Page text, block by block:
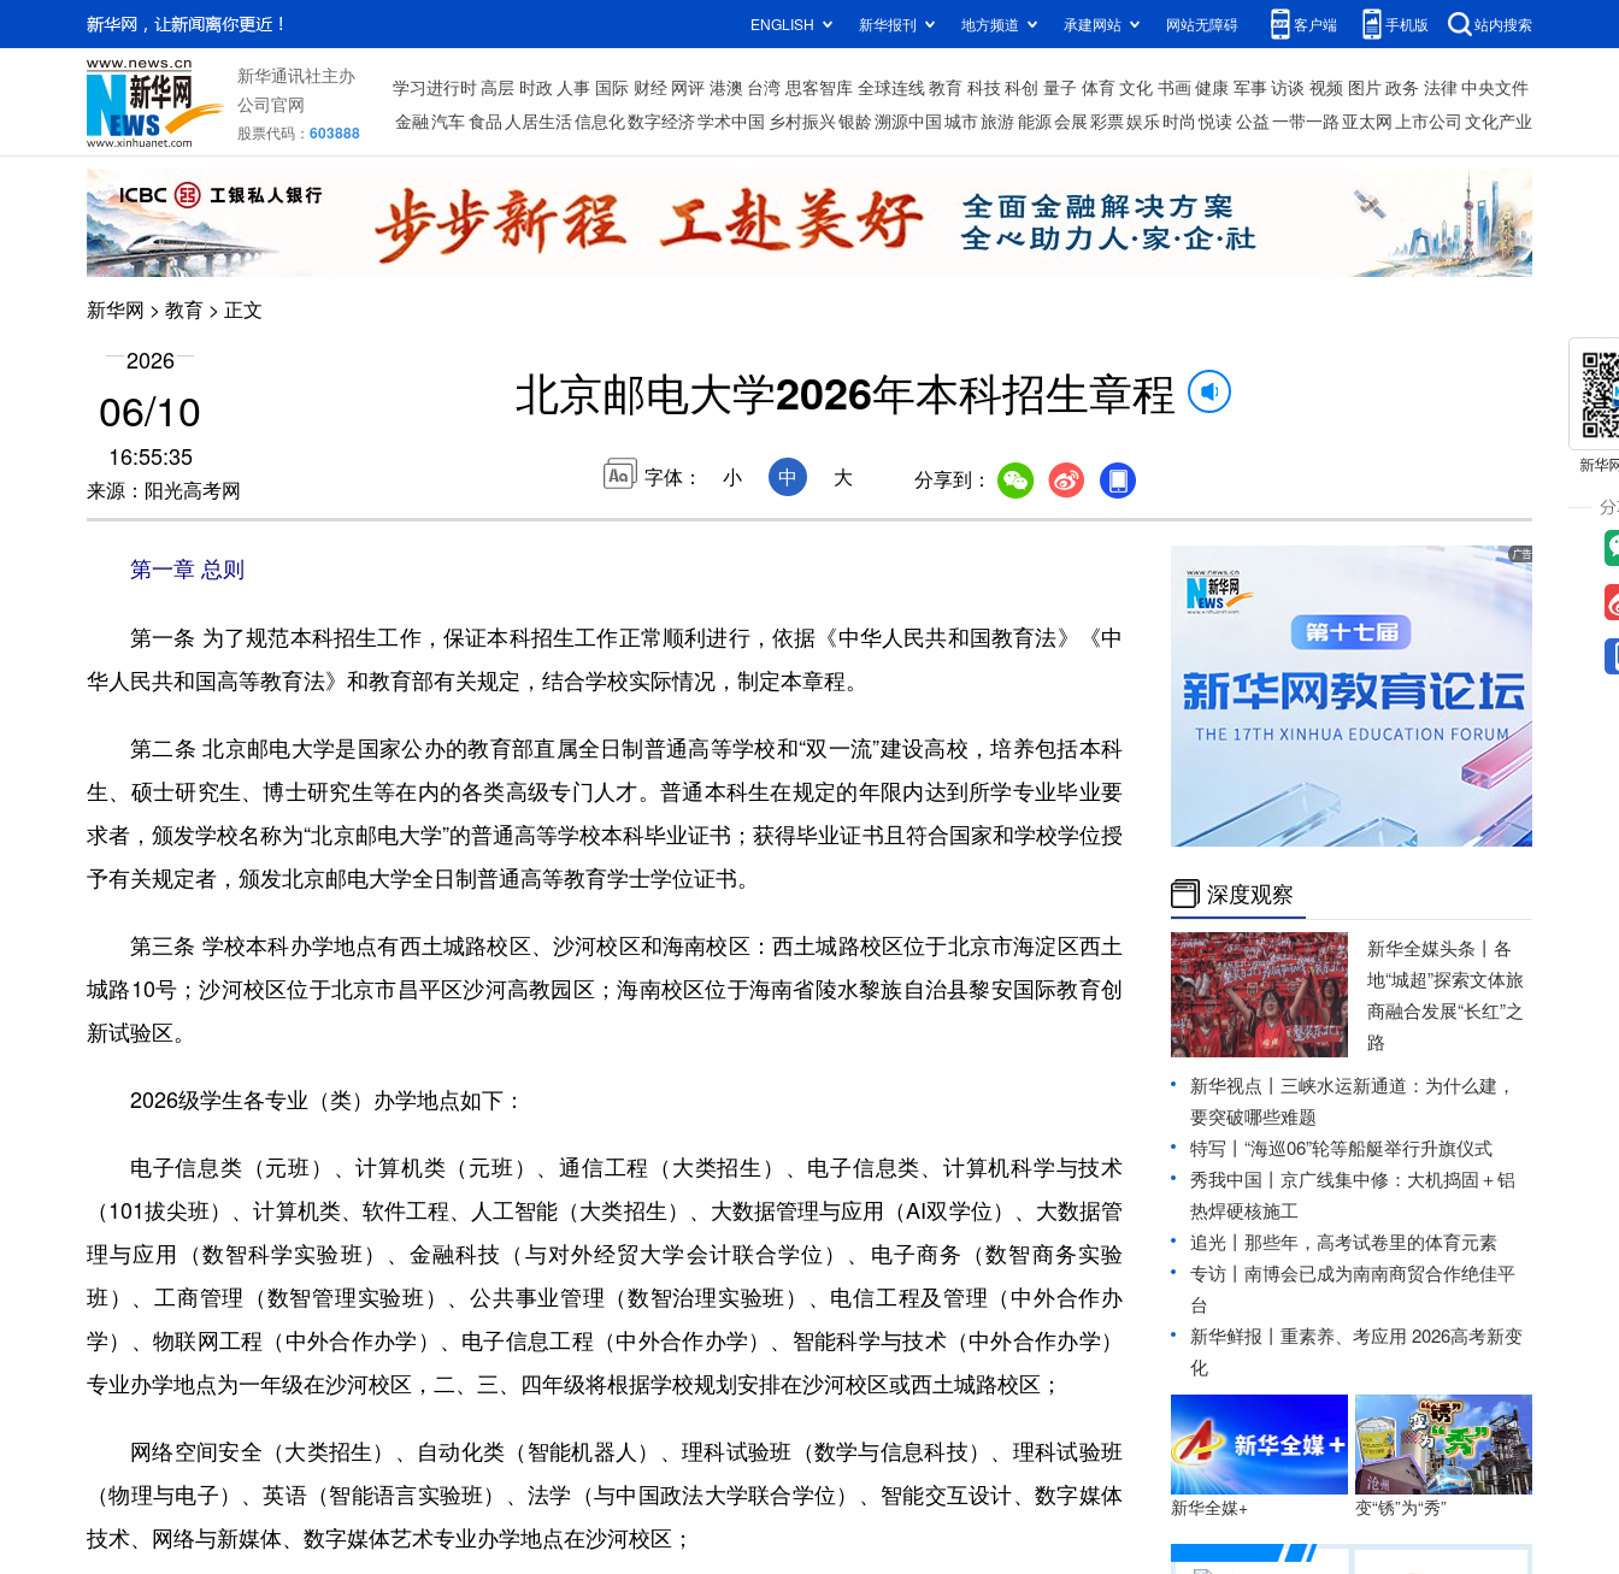
ENGLISH 新华报刊 地方频道 承建网站 网站无障碍 客户端 手机版 站内搜索
新华通讯社主办
公司官网
股票代码： 603888
学习进行时高层 时政 人事 国际 财经 网评 港澳 台湾 思客智库 全球连线教育 科技科创 量子 体育文化 书画健康 军事访谈 视频 图片政务 法律中央文件
金融汽车食品 人居生活信息化数字经济学术中国 乡村振兴银龄溯源中国城市旅游能源会展彩票娱乐时尚 悦读公益一带一路 亚太网上市公司 文化产业
新华网 > 教育 > 正文
2026
06/10
16:55:35
来源：阳光高考网
北京邮电大学2026年本科招生章程
字体： 小 中 大 分享到：
第一章 总则
第一条 为了规范本科招生工作，保证本科招生工作正常顺利进行，依据《中华人民共和国教育法》《中
华人民共和国高等教育法》和教育部有关规定，结合学校实际情况，制定本章程。
第二条 北京邮电大学是国家公办的教育部直属全日制普通高等学校和“双一流”建设高校，培养包括本科
生、硕士研究生、博士研究生等在内的各类高级专门人才。普通本科生在规定的年限内达到所学专业毕业要
求者，颁发学校名称为“北京邮电大学”的普通高等学校本科毕业证书；获得毕业证书且符合国家和学校学位授
予有关规定者，颁发北京邮电大学全日制普通高等教育学士学位证书。
第三条 学校本科办学地点有西土城路校区、沙河校区和海南校区：西土城路校区位于北京市海淀区西土
城路10号；沙河校区位于北京市昌平区沙河高教园区；海南校区位于海南省陵水黎族自治县黎安国际教育创
新试验区。
2026级学生各专业（类）办学地点如下：
电子信息类（元班）、计算机类（元班）、通信工程（大类招生）、电子信息类、计算机科学与技术
（101拔尖班）、计算机类、软件工程、人工智能（大类招生）、大数据管理与应用（AI双学位）、大数据管
理与应用（数智科学实验班）、金融科技（与对外经贸大学会计联合学位）、电子商务（数智商务实验
班）、工商管理（数智管理实验班）、公共事业管理（数智治理实验班）、电信工程及管理（中外合作办
学）、物联网工程（中外合作办学）、电子信息工程（中外合作办学）、智能科学与技术（中外合作办学）
专业办学地点为一年级在沙河校区，二、三、四年级将根据学校规划安排在沙河校区或西土城路校区；
网络空间安全（大类招生）、自动化类（智能机器人）、理科试验班（数学与信息科技）、理科试验班
（物理与电子）、英语（智能语言实验班）、法学（与中国政法大学联合学位）、智能交互设计、数字媒体
技术、网络与新媒体、数字媒体艺术专业办学地点在沙河校区；
深度观察
新华全媒头条丨 各
地“城超”探索文体旅
商融合发展“长红”之
路
新华视点丨 三峡水运新通道：为什么建，
要突破哪些难题
特写丨“海巡06”轮等船艇举行升旗仪式
秀我中国丨 京广线集中修：大机捣固＋铝
热焊硬核施工
追光丨 那些年，高考试卷里的体育元素
专访丨南博会已成为南南商贸合作绝佳平
台
新华鲜报丨重素养、考应用 2026高考新变
化
新华全媒+ 变“锈”为“秀”